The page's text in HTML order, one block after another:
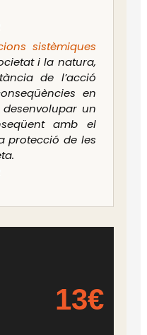
sistèmiques
i la natura,
de l’acció
en
desenvolupar un
amb el
protecció de les
13€